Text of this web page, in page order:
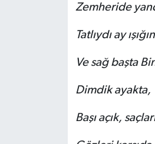
Zemheride
Tatlıydı ay
Ve sağ başta
Dimdik ayakta,
Başı açık,